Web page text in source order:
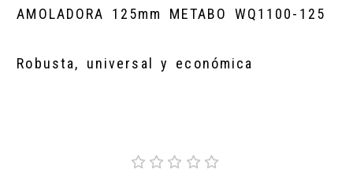
AMOLADORA 125mm METABO WQ1100-125
Robusta, universal y económica